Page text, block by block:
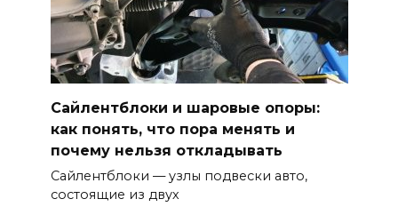
Сайлентблоки и шаровые опоры:
как понять, что пора менять и
почему нельзя откладывать
Сайлентблоки — узлы подвески авто,
состоящие из двух